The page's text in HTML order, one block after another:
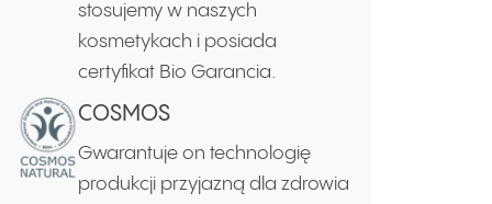
stosujemy w naszych
kosmetykach i posiada
certyfikat Bio Garancia.
COSMOS
Gwarantuje on technologię
produkcji przyjazną dla zdrowia